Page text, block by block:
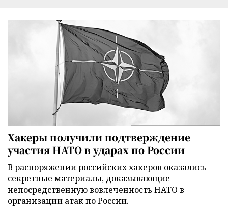
Хакеры получили подтверждение
участия НАТО в ударах по России
В распоряжении российских хакеров оказались
секретные материалы, доказывающие
непосредственную вовлеченность НАТО в
организации атак по России.